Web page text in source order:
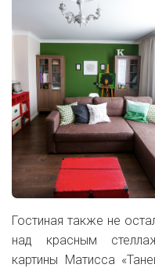
Гостиная также не
над красным
картины Матисса